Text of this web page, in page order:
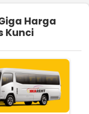
Harga
Kunci